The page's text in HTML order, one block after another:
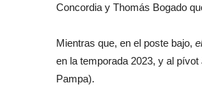
Concordia y Thomás Bogado
Mientras que, en el poste bajo,
en la temporada 2023, y al
Pampa).